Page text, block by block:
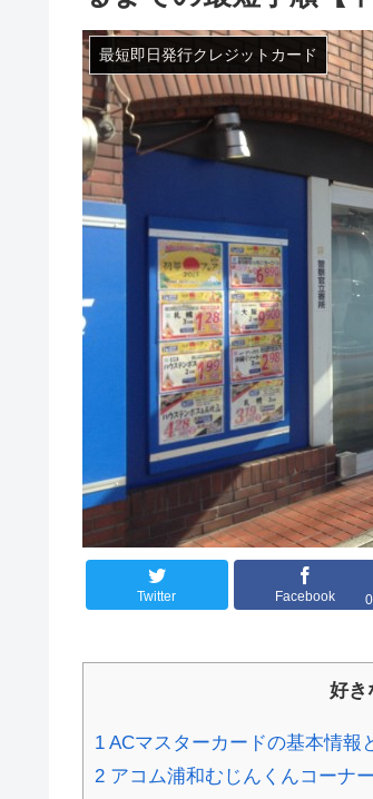
最短即日発行クレジットカード
Twitter Facebook 0
好き
1 ACマスターカードの基本情報
2 アコム浦和むじんくんコーナ